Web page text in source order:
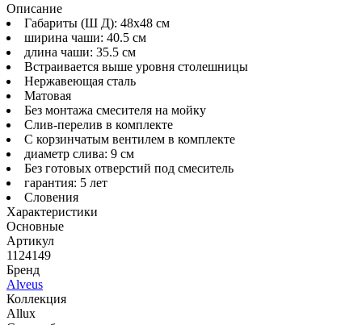
Описание
Габариты (Ш Д): 48x48 см
ширина чаши: 40.5 см
длина чаши: 35.5 см
Встраивается выше уровня столешницы
Нержавеющая сталь
Матовая
Без монтажа смесителя на мойку
Слив-перелив в комплекте
С корзинчатым вентилем в комплекте
диаметр слива: 9 см
Без готовых отверстий под смеситель
гарантия: 5 лет
Словения
Характеристики
Основные
Артикул
1124149
Бренд
Alveus
Коллекция
Allux